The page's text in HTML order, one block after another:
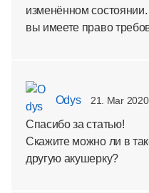
изменённом
вы имеете право
Odys 21. Mar
Спасибо за статью!
Скажите можно ли в
другую акушерку?